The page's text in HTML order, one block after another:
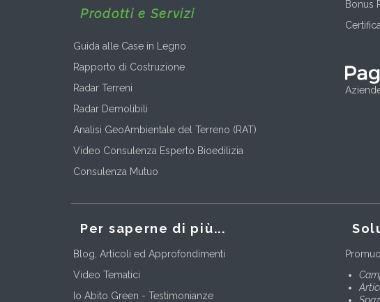
Prodotti e Servizi
Guida alle Case in Legno
Rapporto di Costruzione
Radar Terreni
Radar Demolibili
Analisi GeoAmbientale del Terreno (RAT)
Video Consulenza Esperto Bioedilizia
Consulenza Mutuo
Bonus
Per saperne di più...
Blog, Articoli ed Approfondimenti
Video Tematici
Io Abito Green - Testimonianze